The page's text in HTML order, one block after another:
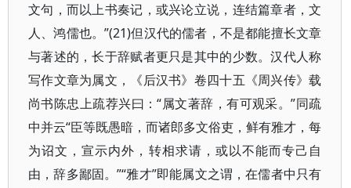
文句，而以上书奏记，或兴论立说，连结篇章者，文
人、鸿儒也。”(21)但汉代的儒者，不是都能擅长文章
与著述的，长于辞赋者更只是其中的少数。汉代人称
写作文章为属文，《后汉书》卷四十五《周兴传》载
尚书陈忠上疏荐兴曰：“属文著辞，有可观采。”同疏
中并云“臣等既愚暗，而诸郎多文俗吏，鲜有雅才，每
为诏文，宣示内外，转相求请，或以不能而专己自
由，辞多鄙固。”“雅才”即能属文之谓，在儒者中只有